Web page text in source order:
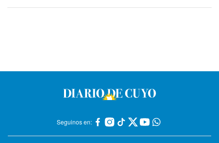
Seguinos en: